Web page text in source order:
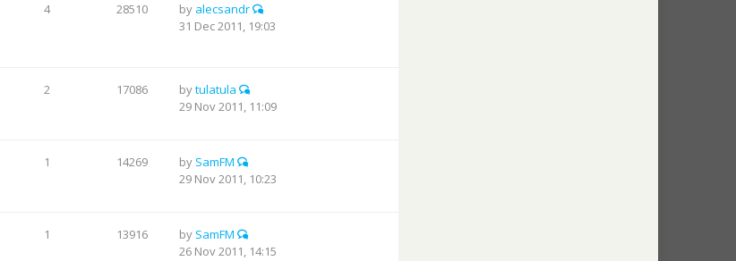
4 28510 by alecsandr
31 Dec 2011, 19:03
2 17086 bytulatula
29 Nov 2011, 11:09
1 14269 by SamFM
29 Nov 2011, 10:23
1 13916 by SamFM
26 Nov 2011, 14:15